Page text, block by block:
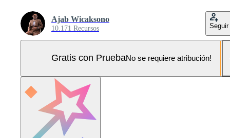
Ajab Wicaksono
10.171 Recursos Seguir
Gratis con PruebaNo se requiere atribución!